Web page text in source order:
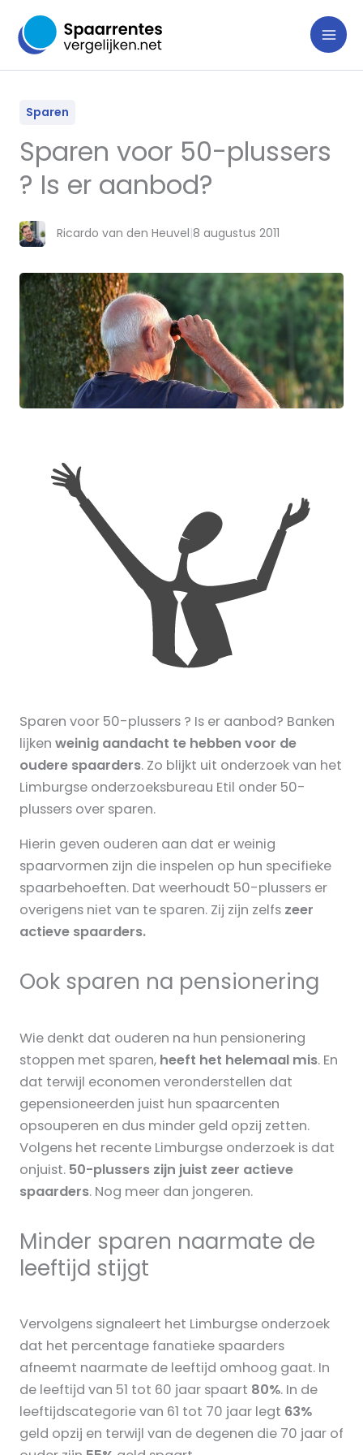
naar
inhoud
Sparen
Sparen voor 50-plussers
? Is er aanbod?
Ricardo van den Heuvel|8 augustus 2011
Sparen voor 50-plussers ? Is er aanbod? Banken
lijken weinig aandacht te hebben voor de
oudere spaarders. Zo blijkt uit onderzoek van het
Limburgse onderzoeksbureau Etil onder 50-
plussers over sparen.
Hierin geven ouderen aan dat er weinig
spaarvormen zijn die inspelen op hun specifieke
spaarbehoeften. Dat weerhoudt 50-plussers er
overigens niet van te sparen. Zij zijn zelfs zeer
actieve spaarders.
Ook sparen na pensionering
Wie denkt dat ouderen na hun pensionering
stoppen met sparen, heeft het helemaal mis. En
dat terwijl economen veronderstellen dat
gepensioneerden juist hun spaarcenten
opsouperen en dus minder geld opzij zetten.
Volgens het recente Limburgse onderzoek is dat
onjuist. 50-plussers zijn juist zeer actieve
spaarders. Nog meer dan jongeren.
Minder sparen naarmate de
leeftijd stijgt
Vervolgens signaleert het Limburgse onderzoek
dat het percentage fanatieke spaarders
afneemt naarmate de leeftijd omhoog gaat. In
de leeftijd van 51 tot 60 jaar spaart 80%. In de
leeftijdscategorie van 61 tot 70 jaar legt 63%
geld opzij en terwijl van de degenen die 70 jaar of